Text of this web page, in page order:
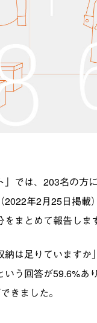
では、203名の方
2022年2月25日掲載
まとめて報告しま
納は足りています
う回答が59.6%
きました。